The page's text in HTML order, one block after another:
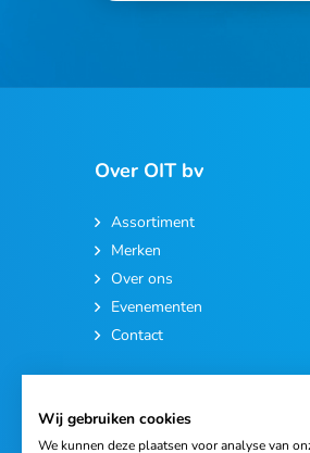
Over OIT bv
Assortiment
Merken
Over ons
Evenementen
Contact
Wij gebruiken cookies
We kunnen deze plaatsen voor analyse van